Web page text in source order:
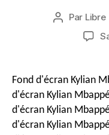
Auteur
message
Par Libre
Fond d'écran Kylian
d'écran Kylian
d'écran Kylian
d'écran Kylian